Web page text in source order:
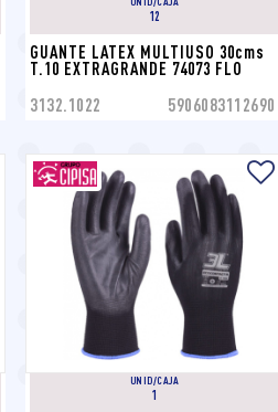
12
GUANTE LATEX MULTIUSO 30cms
T.10 EXTRAGRANDE 74073 FLO
3132.1022 5906083112690
UNID/CAJA
1